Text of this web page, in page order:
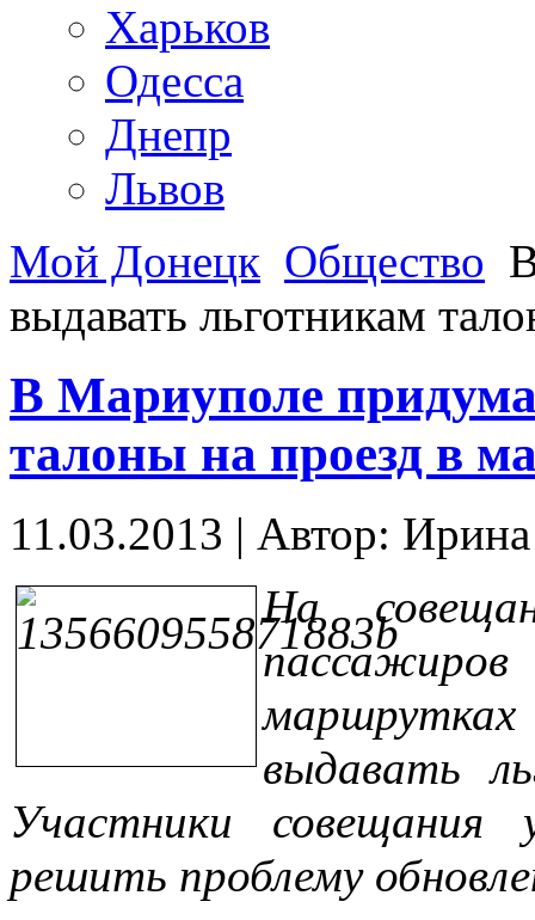
Харьков
Одесса
Днепр
Львов
Мой Донецк Общество
выдавать льготникам
В Мариуполе
талоны на проезд в
11.03.2013 | Автор:
На
выдавать
Участники
решить проблему